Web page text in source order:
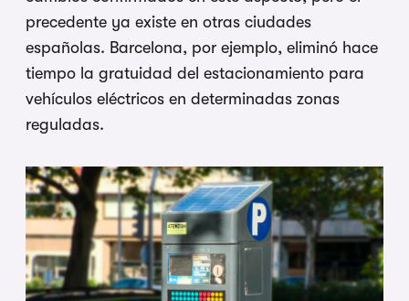
precedente ya existe en otras ciudades
españolas. Barcelona, por ejemplo, eliminó hace
tiempo la gratuidad del estacionamiento para
vehículos eléctricos en determinadas zonas
reguladas.